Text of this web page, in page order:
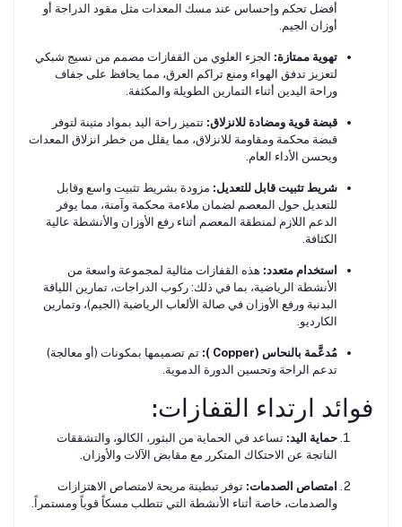
أفضل تحكم وإحساس عند مسك المعدات مثل مقود الدراجة أو
أوزان الجيم.
تهوية ممتازة: الجزء العلوي من القفازات مصمم من نسيج شبكي
لتعزيز تدفق الهواء ومنع تراكم العرق، مما يحافظ على جفاف
وراحة اليدين أثناء التمارين الطويلة والمكثفة.
قبضة قوية ومضادة للانزلاق: تتميز راحة اليد بمواد متينة لتوفر
قبضة محكمة ومقاومة للانزلاق، مما يقلل من خطر انزلاق المعدات
ويحسن الأداء العام.
شريط تثبيت قابل للتعديل: مزودة بشريط تثبيت واسع وقابل
للتعديل حول المعصم لضمان ملاءمة محكمة وآمنة، مما يوفر
الدعم اللازم لمنطقة المعصم أثناء رفع الأوزان والأنشطة عالية
الكثافة.
استخدام متعدد: هذه القفازات مثالية لمجموعة واسعة من
الأنشطة الرياضية، بما في ذلك: ركوب الدراجات، تمارين اللياقة
البدنية ورفع الأوزان في صالة الألعاب الرياضية (الجيم)، وتمارين
الكارديو.
مُدعَّمة بالنحاس (Copper ):
تم تصميمها بمكونات (أو معالجة)
تدعم الراحة وتحسين الدورة الدموية.
فوائد ارتداء القفازات:
حماية اليد: تساعد في الحماية من البثور، الكالو، والتشققات
الناتجة عن الاحتكاك المتكرر مع مقابض الآلات والأوزان.
امتصاص الصدمات: توفر تبطينة مريحة لامتصاص الاهتزازات
والصدمات، خاصة أثناء الأنشطة التي تتطلب مسكاً قوياً ومستمراً.